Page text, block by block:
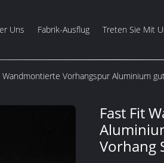
Uns Fabrik-Ausflug Treten Sie Mit
Wandmontierte Vorhangspur Aluminium
Fast Fit
Vorhang